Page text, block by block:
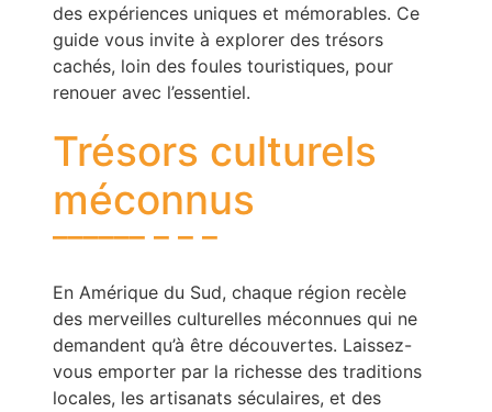
des expériences uniques et mémorables. Ce
guide vous invite à explorer des trésors
cachés, loin des foules touristiques, pour
renouer avec l’essentiel.
Trésors culturels
méconnus
En Amérique du Sud, chaque région recèle
des merveilles culturelles méconnues qui ne
demandent qu’à être découvertes. Laissez-
vous emporter par la richesse des traditions
locales, les artisanats séculaires, et des